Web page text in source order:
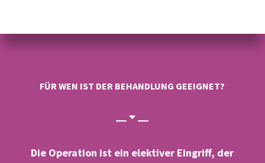
FÜR WEN IST DER BEHANDLUNG GEEIGNET?
Die Operation ist ein elektiver Eingriff, der